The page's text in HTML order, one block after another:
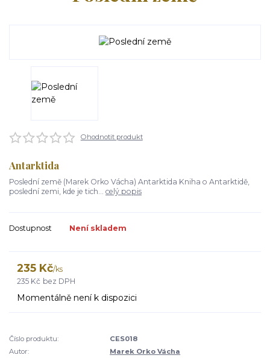
Ohodnotit produkt
Antarktida
Poslední země (Marek Orko Vácha) Antarktida Kniha o Antarktidě,
poslední zemi, kde je tich... celý popis
Dostupnost Není skladem
235 Kč/ks
235 Kč bez DPH
Momentálně není k dispozici
Číslo produktu:
CES018
Autor:
Marek Orko Vácha